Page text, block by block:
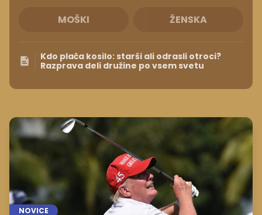
MOŠKI ŽENSKA
Kdo plača kosilo: starši ali odrasli otroci?
Razprava deli družine po vsem svetu
NOVICE